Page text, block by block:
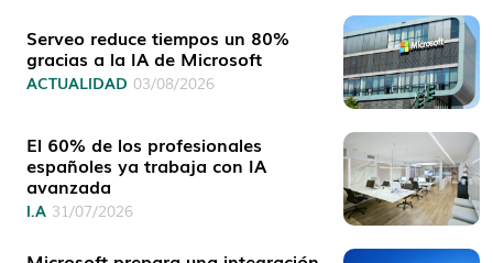
Serveo reduce tiempos un 80%
gracias a la IA de Microsoft
ACTUALIDAD 03/08/2026
El 60% de los profesionales
españoles ya trabaja con IA
avanzada
I.A 31/07/2026